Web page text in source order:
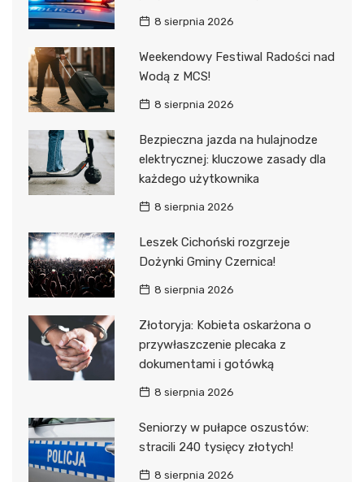
8 sierpnia 2026
Weekendowy Festiwal Radości nad
Wodą z MCS!
8 sierpnia 2026
Bezpieczna jazda na hulajnodze
elektrycznej: kluczowe zasady dla
każdego użytkownika
8 sierpnia 2026
Leszek Cichoński rozgrzeje
Dożynki Gminy Czernica!
8 sierpnia 2026
Złotoryja: Kobieta oskarżona o
przywłaszczenie plecaka z
dokumentami i gotówką
8 sierpnia 2026
Seniorzy w pułapce oszustów:
stracili 240 tysięcy złotych!
8 sierpnia 2026